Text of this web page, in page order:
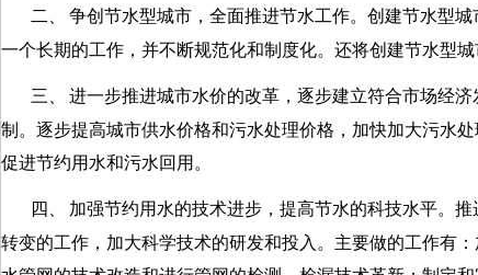
二、
争创节水型城市，全面推进节水工作。创建节水型
一个长期的工作，并不断规范化和制度化。还将创建节水型城
三、
进一步推进城市水价的改革，逐步建立符合市场经
制。逐步提高城市供水价格和污水处理价格，加快加大污水
促进节约用水和污水回用。
四、
加强节约用水的技术进步，提高节水的科技水平。
转变的工作，加大科学技术的研发和投入。主要做的工作有